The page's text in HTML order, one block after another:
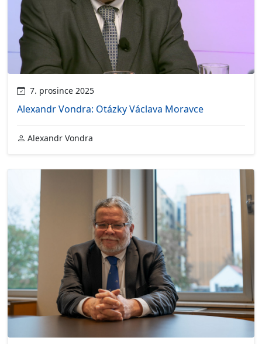
7. prosince 2025
Alexandr Vondra: Otázky Václava Moravce
Alexandr Vondra